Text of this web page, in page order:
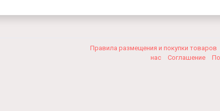
Правила размещения и покупки товаров
нас
Соглашение